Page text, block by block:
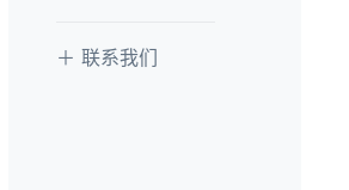
＋ 联系我们